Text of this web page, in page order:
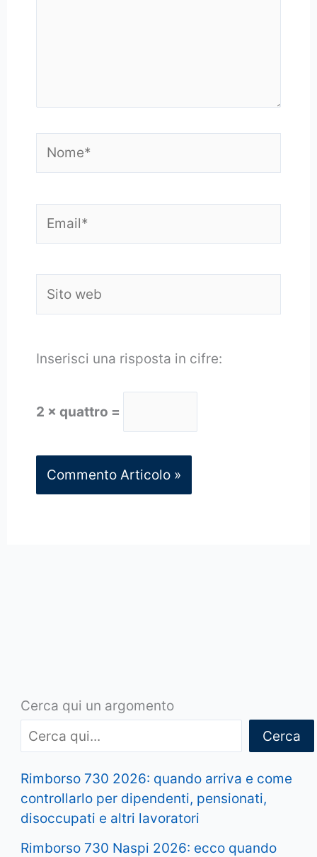
web
Inserisci una risposta in cifre:
2 × quattro =
Cerca qui un argomento
Cerca
Rimborso 730 2026: quando arriva e come
controllarlo per dipendenti, pensionati,
disoccupati e altri lavoratori
Rimborso 730 Naspi 2026: ecco quando